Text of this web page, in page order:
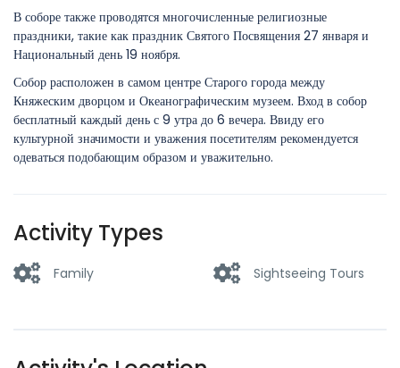
В соборе также проводятся многочисленные религиозные
праздники, такие как праздник Святого Посвящения 27 января и
Национальный день 19 ноября.
Собор расположен в самом центре Старого города между
Княжеским дворцом и Океанографическим музеем. Вход в собор
бесплатный каждый день с 9 утра до 6 вечера. Ввиду его
культурной значимости и уважения посетителям рекомендуется
одеваться подобающим образом и уважительно.
Activity Types
Family Sightseeing Tours